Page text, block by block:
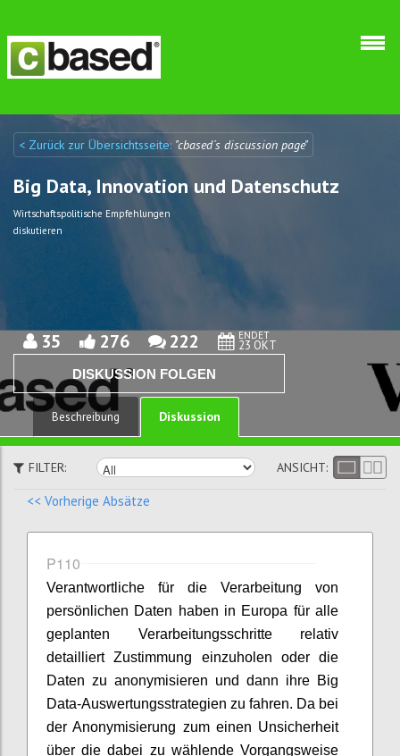
Discuto
Discuto
< Zurück zur Übersichtsseite: "cbased´s discussion page"
Big Data, Innovation und Datenschutz
Wirtschaftspolitische Empfehlungen
diskutieren
35 276 222 ENDET
23 OKT
DISKUSSION FOLGEN
Beschreibung Diskussion
FILTER: ANSICHT:
<< Vorherige Absätze
P110
Verantwortliche für die Verarbeitung von
persönlichen Daten haben in Europa für alle
geplanten Verarbeitungsschritte relativ
detailliert Zustimmung einzuholen oder die
Daten zu anonymisieren und dann ihre Big
Data-Auswertungsstrategien zu fahren. Da bei
der Anonymisierung zum einen Unsicherheit
über die dabei zu wählende Vorgangsweise